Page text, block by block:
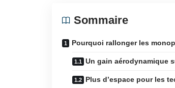
Sommaire
Pourquoi rallonger les
Un gain aérodynamique
Plus d’espace pour les